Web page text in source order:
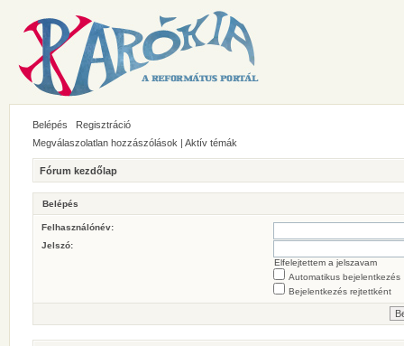
Belépés
Regisztráció
Megválaszolatlan hozzászólások | Aktív témák
Fórum kezdőlap
Belépés
Felhasználónév:
Jelszó:
Elfelejtettem a jelszavam
Automatikus bejelentkezés
Bejelentkezés rejtettként